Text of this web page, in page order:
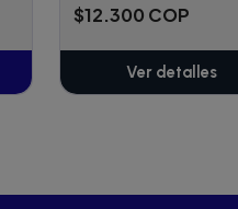
$12.300 COP
Ver detalles